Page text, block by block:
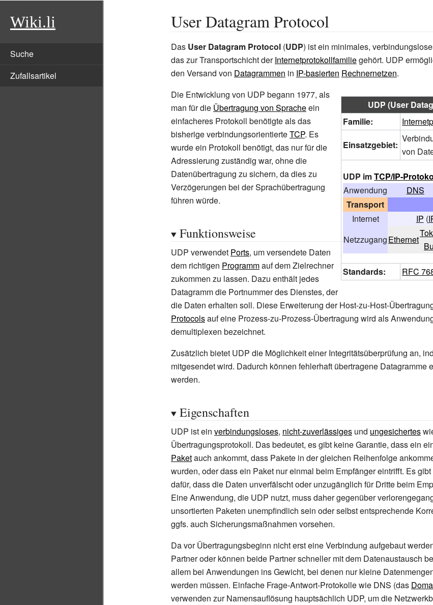
Wiki.li
Suche
Zufallsartikel
User Datagram Protocol
Das User Datagram Protocol (UDP) ist ein minimales,
das zur Transportschicht derInternetprotokollfamiliegehört. UDP
den Versand von Datagrammen in IP-basierten Rechnernetzen.
UDP (User
Familie:
Einsatzgebiet:
von
UDP imTCP/IP-
Anwendung
DNS
Transport
Internet
IP (
NetzzugangEthernet
Standards: RFC
Die Entwicklung von UDP begann 1977, als
man für die Übertragung von Spracheein
einfacheres Protokoll benötigte als das
bisherige verbindungsorientierteTCP. Es
wurde ein Protokoll benötigt, das nur für die
Adressierung zuständig war, ohne die
Datenübertragung zu sichern, da dies zu
Verzögerungen bei der Sprachübertragung
führen würde.
Funktionsweise
UDP verwendet Ports, um versendete Daten
dem richtigen Programmauf dem Zielrechner
zukommen zu lassen. Dazu enthält jedes
Datagramm die Portnummer des Dienstes, der
die Daten erhalten soll. Diese Erweiterung der Host-zu-Host-
Protocolsauf eine Prozess-zu-Prozess-Übertragung wird als
demultiplexen bezeichnet.
Zusätzlich bietet UDP die Möglichkeit einer Integritätsüberprüfung an,
mitgesendet wird. Dadurch können fehlerhaft übertragene Datagramme
werden.
Eigenschaften
UDP ist ein verbindungsloses, nicht-zuverlässiges und ungesichertes
Übertragungsprotokoll. Das bedeutet, es gibt keine Garantie, dass ein
Paketauch ankommt, dass Pakete in der gleichen Reihenfolge
wurden, oder dass ein Paket nur einmal beim Empfänger eintrifft. Es
dafür, dass die Daten unverfälscht oder unzugänglich für Dritte beim
Eine Anwendung, die UDP nutzt, muss daher gegenüber
unsortierten Paketen unempfindlich sein oder selbst entsprechende
ggfs. auch Sicherungsmaßnahmen vorsehen.
Da vor Übertragungsbeginn nicht erst eine Verbindung aufgebaut
Partner oder können beide Partner schneller mit dem Datenaustausch
allem bei Anwendungen ins Gewicht, bei denen nur kleine
werden müssen. Einfache Frage-Antwort-Protokolle wie DNS (das
verwenden zur Namensauflösung hauptsächlich UDP, um die